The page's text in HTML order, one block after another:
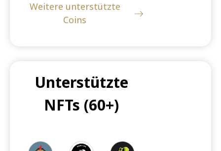
UNI UNI UNI
LINK LINK LINK
Weitere unterstützte
Coins
Unterstützte
NFTs (60+)